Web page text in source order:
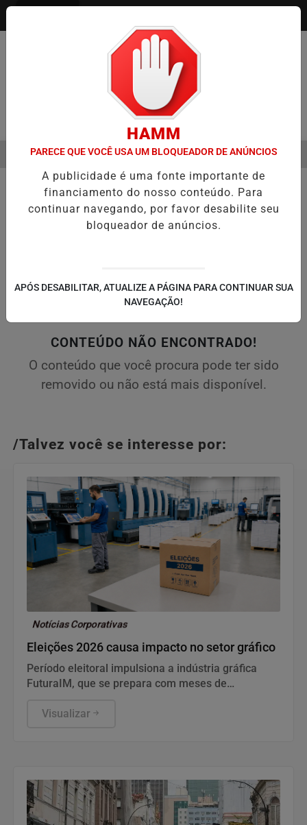
Pesquisar Notícia
É A VIRADA DO VAREJO ÓPTICO EM 2026 WELTON LEMOS
EM ALTA
MENU
CONTEÚDO NÃO ENCONTRADO!
O conteúdo que você procura pode ter sido
removido ou não está mais disponível.
/Talvez você se interesse por:
Notícias Corporativas
Eleições 2026 causa impacto no setor gráfico
Período eleitoral impulsiona a indústria gráfica
FuturaIM, que se prepara com meses de
materiais de campanha nas eleições de 2026
Visualizar
HAMM
PARECE QUE VOCÊ USA UM BLOQUEADOR DE ANÚNCIOS
A publicidade é uma fonte importante de
financiamento do nosso conteúdo. Para
continuar navegando, por favor desabilite seu
bloqueador de anúncios.
APÓS DESABILITAR, ATUALIZE A PÁGINA PARA CONTINUAR SUA
NAVEGAÇÃO!